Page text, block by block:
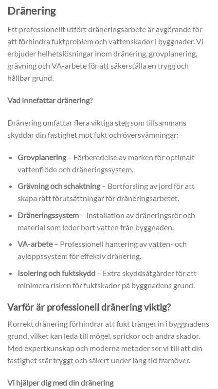
Dränering
Ett professionellt utfört dräneringsarbete är avgörande för
att förhindra fuktproblem och vattenskador i byggnader. Vi
erbjuder helhetslösningar inom dränering, grovplanering,
grävning och VA-arbete för att säkerställa en trygg och
hållbar grund.
Vad innefattar dränering?
Dränering omfattar flera viktiga steg som tillsammans
skyddar din fastighet mot fukt och översvämningar:
Grovplanering– Förberedelse av marken för optimalt
vattenflöde och dräneringssystem.
Grävning och schaktning– Bortforsling av jord för att
skapa rätt förutsättningar för dräneringsarbetet.
Dräneringssystem– Installation av dräneringsrör och
material som leder bort vatten från byggnaden.
VA-arbete– Professionell hantering av vatten- och
avloppssystem för effektiv dränering.
Isolering och fuktskydd– Extra skyddsåtgärder för att
minimera risken för fuktskador på byggnadens grund.
Varför är professionell dränering viktig?
Korrekt dränering förhindrar att fukt tränger in i byggnadens
grund, vilket kan leda till mögel, sprickor och andra skador.
Med expertkunskap och moderna metoder ser vi till att din
fastighet står tryggt och säkert under lång tid framöver.
Vi hjälper dig med din dränering